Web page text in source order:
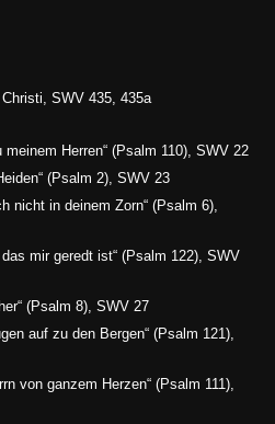
SWV 435, 435a
meinem Herren“ (Psalm 110), SWV 22
(Psalm 2), SWV 23
nicht in deinem Zorn“ (Psalm 6),
mir geredt ist“ (Psalm 122), SWV
(Psalm 8), SWV 27
auf zu den Bergen“ (Psalm 121),
von ganzem Herzen“ (Psalm 111),